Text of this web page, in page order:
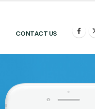
CONTACT US